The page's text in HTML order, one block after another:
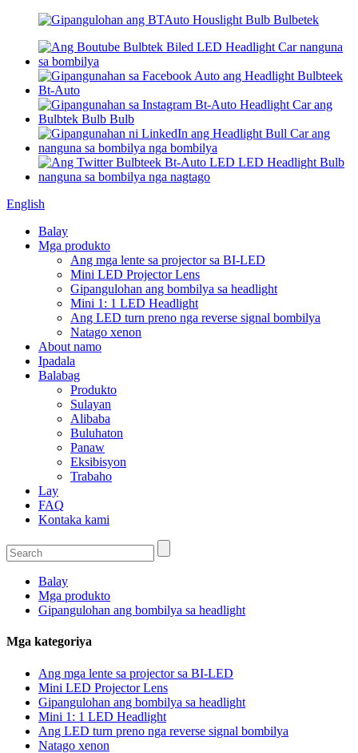
English
Balay
Mga produkto
Ang mga lente sa projector sa BI-LED
Mini LED Projector Lens
Gipangulohan ang bombilya sa headlight
Mini 1: 1 LED Headlight
Ang LED turn preno nga reverse signal bombilya
Natago xenon
About namo
Ipadala
Balabag
Produkto
Sulayan
Alibaba
Buluhaton
Panaw
Eksibisyon
Trabaho
Lay
FAQ
Kontaka kami
Balay
Mga produkto
Gipangulohan ang bombilya sa headlight
Mga kategoriya
Ang mga lente sa projector sa BI-LED
Mini LED Projector Lens
Gipangulohan ang bombilya sa headlight
Mini 1: 1 LED Headlight
Ang LED turn preno nga reverse signal bombilya
Natago xenon